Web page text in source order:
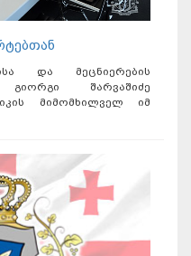
და მეცნიერების
შარვაშიძე
მიმომხილველ იმ